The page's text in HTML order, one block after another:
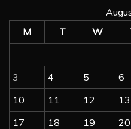
M
T W
3
4 5 6
10
11 12 13
17
18 19 20